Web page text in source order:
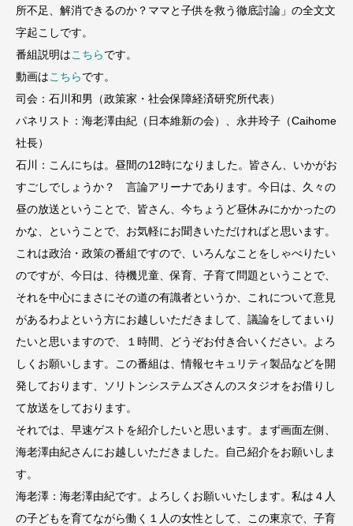
所不足、解消できるのか？ママと子供を救う徹底討論」の全文文
字起こしです。
番組説明はこちらです。
動画はこちらです。
司会：石川和男（政策家・社会保障経済研究所代表）
パネリスト：海老澤由紀（日本維新の会）、永井玲子（Caihome
社長）
石川：こんにちは。昼間の12時になりました。皆さん、いかがお
すごしでしょうか？ 言論アリーナであります。今日は、久々の
昼の放送ということで、皆さん、今ちょうど昼休みにかかったの
かな、ということで、お気軽にお聞きいただければと思います。
これは政治・政策の番組ですので、いろんなことをしゃべりたい
のですが、今日は、待機児童、保育、子育て問題ということで、
それを中心にまさにその道の有識者というか、これについて意見
があるわよという方にお越しいただきまして、議論をしてまいり
たいと思いますので、１時間、どうぞお付き合いください。よろ
しくお願いします。この番組は、情報セキュリティ製品などを開
発しております、ソリトンシステムズさんのスタジオをお借りし
て放送をしております。
それでは、早速ゲストを紹介したいと思います。まず画面左側、
海老澤由紀さんにお越しいただきました。自己紹介をお願いしま
す。
海老澤：海老澤由紀です。よろしくお願いいたします。私は４人
の子どもを育てながら働く１人の女性として、この東京で、子育